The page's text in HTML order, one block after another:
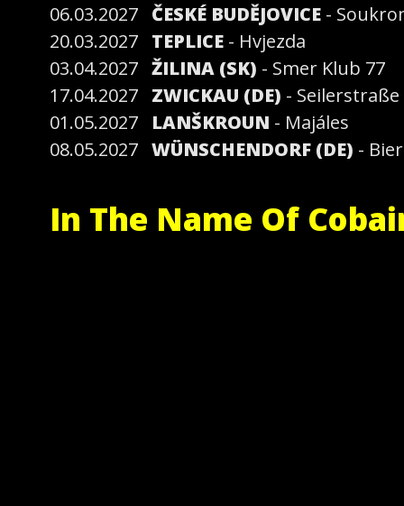
06.03.2027 ČESKÉ BUDĚJOVICE -
20.03.2027 TEPLICE - Hvjezda
03.04.2027 ŽILINA (SK) - Smer Klub 77
17.04.2027 ZWICKAU (DE) - Seilerstraße
01.05.2027
LANŠKROUN - Majáles
08.05.2027 WÜNSCHENDORF (DE) -
In The Name Of